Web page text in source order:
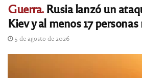
Guerra.Rusia lanzó un
Kiev y al menos 17
5 de agosto de 2026